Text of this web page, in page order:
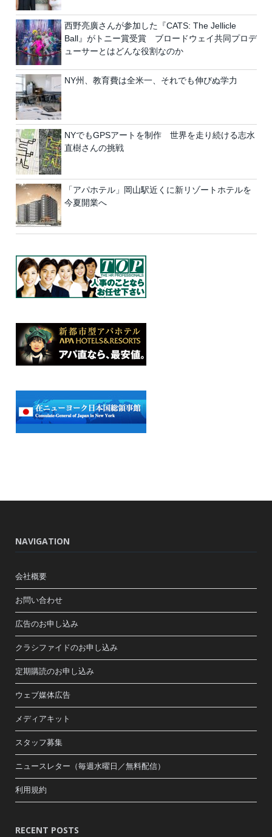
西野亮廣さんが参加した『CATS: The Jellicle
Ball』がトニー賞受賞 ブロードウェイ共同プロデ
ューサーとはどんな役割なのか
NY州、教育費は全米一、それでも伸びぬ学力
NYでもGPSアートを制作 世界を走り続ける志水
直樹さんの挑戦
「アパホテル」岡山駅近くに新リゾートホテルを
今夏開業へ
NAVIGATION
会社概要
お問い合わせ
広告のお申し込み
クラシファイドのお申し込み
定期購読のお申し込み
ウェブ媒体広告
メディアキット
スタッフ募集
ニュースレター（毎週水曜日／無料配信）
利用規約
RECENT POSTS